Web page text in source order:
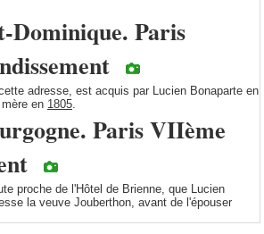
Dominique. Paris
adresse, est acquis par Lucien Bonaparte en
en 1805.
Paris VIIème
proche de l'Hôtel de Brienne, que Lucien
la veuve Jouberthon, avant de l'épouser